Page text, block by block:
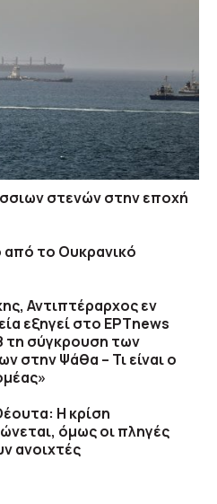
στενών στην εποχή
από το Ουκρανικό
Αντιπτέραρχος εν
εξηγεί στο ΕΡΤnews
τη σύγκρουση των
στην Ψάθα – Τι είναι ο
Η κρίση
όμως οι πληγές
ανοιχτές